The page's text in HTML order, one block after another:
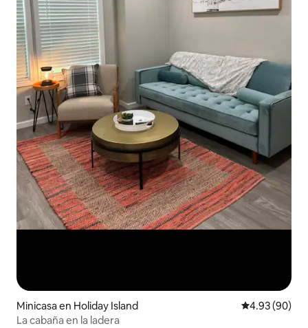
Minicasa en Holiday Island Calificación
4.93 (90)
La cabaña en la ladera